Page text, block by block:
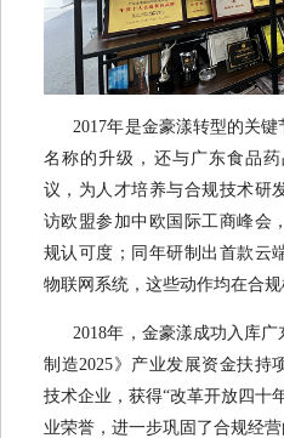
2017年是金豪漾转型的关
名称的升级，还与广东食品
议，为人才培养与合规技术研
访欧盟参加中欧国际工商峰会
规认可度；同年研制出首款云
物联网系统，这些动作均在合
2018年，金豪漾成功入库
制造2025》产业发展资金扶持
技术企业，获得“改革开放四十
业荣誉，进一步巩固了合规经营